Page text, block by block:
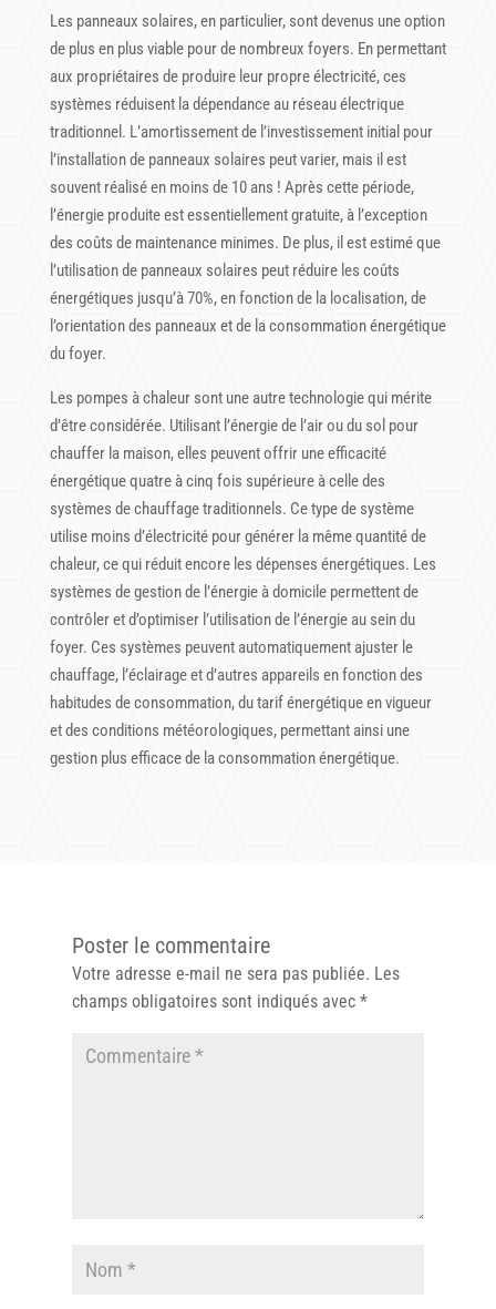
Les panneaux solaires, en particulier, sont devenus une option
de plus en plus viable pour de nombreux foyers. En permettant
aux propriétaires de produire leur propre électricité, ces
systèmes réduisent la dépendance au réseau électrique
traditionnel. L’amortissement de l’investissement initial pour
l’installation de panneaux solaires peut varier, mais il est
souvent réalisé en moins de 10 ans ! Après cette période,
l’énergie produite est essentiellement gratuite, à l’exception
des coûts de maintenance minimes. De plus, il est estimé que
l’utilisation de panneaux solaires peut réduire les coûts
énergétiques jusqu’à 70%, en fonction de la localisation, de
l’orientation des panneaux et de la consommation énergétique
du foyer.
Les pompes à chaleur sont une autre technologie qui mérite
d’être considérée. Utilisant l’énergie de l’air ou du sol pour
chauffer la maison, elles peuvent offrir une efficacité
énergétique quatre à cinq fois supérieure à celle des
systèmes de chauffage traditionnels. Ce type de système
utilise moins d’électricité pour générer la même quantité de
chaleur, ce qui réduit encore les dépenses énergétiques. Les
systèmes de gestion de l’énergie à domicile permettent de
contrôler et d’optimiser l’utilisation de l’énergie au sein du
foyer. Ces systèmes peuvent automatiquement ajuster le
chauffage, l’éclairage et d’autres appareils en fonction des
habitudes de consommation, du tarif énergétique en vigueur
et des conditions météorologiques, permettant ainsi une
gestion plus efficace de la consommation énergétique.
Poster le commentaire
Votre adresse e-mail ne sera pas publiée. Les
champs obligatoires sont indiqués avec *